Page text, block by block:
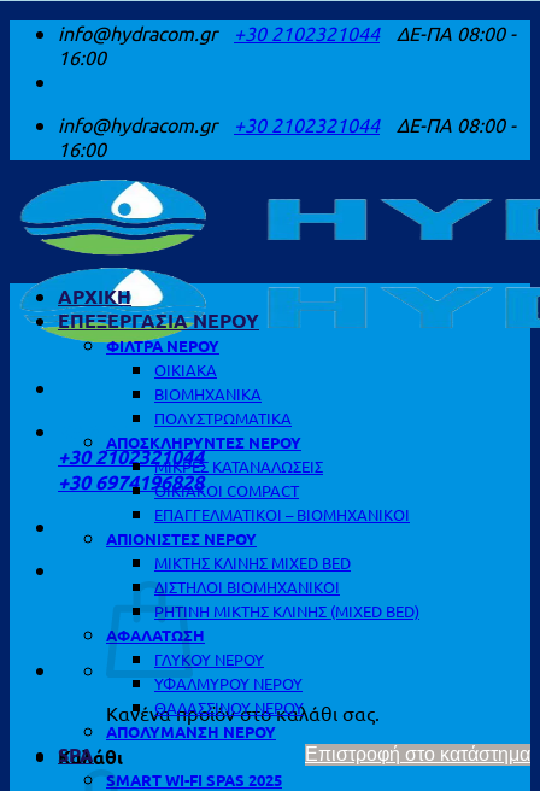
Μετάβαση
περιεχόμενο
info@hydracom.gr +30 2102321044
ΔΕ-ΠΑ 08:00 -
16:00
info@hydracom.gr +30 2102321044
ΔΕ-ΠΑ 08:00 -
16:00
ΚΑΛΕΣΤΕ ΜΑΣ
+30 2102321044
+30 6974196828
Κανένα προϊόν στο καλάθι σας.
Επιστροφή στο κατάστημα
Καλάθι
ΑΡΧΙΚΗ
ΕΠΕΞΕΡΓΑΣΙΑ ΝΕΡΟΥ
ΦΙΛΤΡΑ ΝΕΡΟΥ
ΟΙΚΙΑΚΑ
ΒΙΟΜΗΧΑΝΙΚΑ
ΠΟΛΥΣΤΡΩΜΑΤΙΚΑ
ΑΠΟΣΚΛΗΡΥΝΤΕΣ ΝΕΡΟΥ
ΜΙΚΡΕΣ ΚΑΤΑΝΑΛΩΣΕΙΣ
ΟΙΚΙΑΚΟΙ COMPACT
ΕΠΑΓΓΕΛΜΑΤΙΚΟΙ – ΒΙΟΜΗΧΑΝΙΚΟΙ
ΑΠΙΟΝΙΣΤΕΣ ΝΕΡΟΥ
ΜΙΚΤΗΣ ΚΛΙΝΗΣ MIXED BED
ΔΙΣΤΗΛΟΙ ΒΙΟΜΗΧΑΝΙΚΟΙ
ΡΗΤΙΝΗ ΜΙΚΤΗΣ ΚΛΙΝΗΣ (MIXED BED)
ΑΦΑΛΑΤΩΣΗ
ΓΛΥΚΟΥ ΝΕΡΟΥ
ΥΦΑΛΜΥΡΟΥ ΝΕΡΟΥ
ΘΑΛΑΣΣΙΝΟΥ ΝΕΡΟΥ
ΑΠΟΛΥΜΑΝΣΗ ΝΕΡΟΥ
SPA
SMART WI-FI SPAS 2025